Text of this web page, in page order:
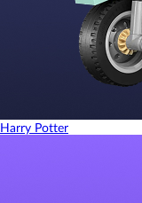
Harry Potter